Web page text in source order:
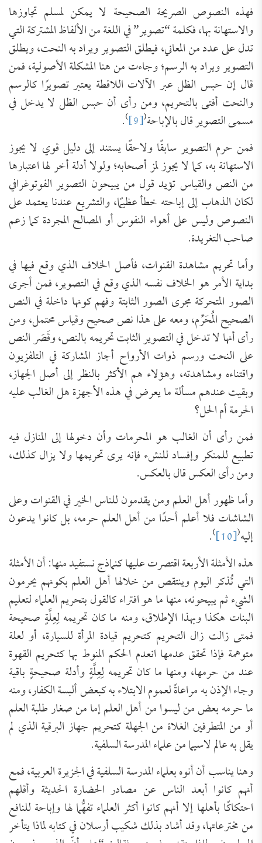
فهذه النصوص الصريحة الصحيحة لا يمكن لمسلم تجاوزها
والاستهانة بها، فكلمة “تصوير” في اللغة من الألفاظ المشتركة التي
تدل على عدد من المعاني، فيطلق التصوير ويراد به النحت، ويطلق
التصوير ويراد به الرسم؛ وجاءت من هنا المشكلة الأصولية، فمن
قال إن حبس الظل عبر الآلات اللاقطة يعتبر تصويرًا كالرسم
والنحت أفتى بالتحريم، ومن رأى أن حبس الظل لا يدخل في
مسمى التصوير قال بالإباحة(
[9]
)
.
فمن حرم التصوير سابقًا ولاحقًا يستند إلى دليل قوي لا يجوز
الاستهانة به، كما لا يجوز لمز أصحابه؛ ولولا أدلة أخر لها اعتبارها
من النص والقياس تؤيد قول من يبيحون التصوير الفوتوغرافي
لكان الذهاب إلى إباحته خطأ عظيمًا، والتشريع عندنا يعتمد على
النصوص وليس على أهواء النفوس أو المصالح المجردة كما زعم
صاحب التغريدة.
وأما تحريم مشاهدة القنوات، فأصل الخلاف الذي وقع فيها في
بداية الأمر هو الخلاف نفسه الذي وقع في التصوير، فمن أجرى
الصور المتحركة مجرى الصور الثابتة وفهم كونها داخلة في النص
الصحيح المُحَرِّم، ومعه على هذا نص صحيح وقياس محتمل، ومن
رأى أنها لا تدخل في التصوير الثابت تحريمه بالنص، وقَصَر النص
على النحت ورسم ذوات الأرواح أجاز المشاركة في التلفزيون
واقتناءه ومشاهدته، وهؤلاء هم الأكثر بالنظر إلى أصل الجهاز،
وبقيت عندهم مسألة ما يعرض في هذه الأجهزة هل الغالب عليه
الحرمة أم الحل؟
فمن رأى أن الغالب هو المحرمات وأن دخولها إلى المنازل فيه
تطبيع للمنكر وإفساد للنشء فإنه يرى تحريمها ولا يزال كذلك،
ومن رأى العكس قال بالعكس.
وأما ظهور أهل العلم ومن يقدمون للناس الخير في القنوات وعلى
الشاشات فلا أعلم أحدًا من أهل العلم حرمه، بل كانوا يدعون
إليه(
[10]
)
.
هذه الأمثلة الأربعة اقتصرت عليها كنماذج نستفيد منها: أن الأمثلة
التي تُذكر اليوم وينتقص من خلالها أهل العلم بكونهم يحرمون
الشيء ثم يبيحونه، منها ما هو افتراء كالقول بتحريم العلماء لتعليم
البنات هكذا وبهذا الإطلاق، ومنه ما كان تحريمه لِعِلَّةٍ صحيحة
فمتى زالت زال التحريم كتحريم قيادة المرأة للسيارة، أو لعلة
متوهمة فإذا تحقق عدمها انعدم الحكم المنوط بها كتحريم القهوة
عند من حرمها، ومنها ما كان تحريمه لِعِلَّةٍ وأدلة صحيحةٍ باقية
وجاء الإذن به مراعاةً لعموم الابتلاء به كبعض ألبسة الكفار، ومنه
ما حرمه بعض من ليسوا من أهل العلم إما من صغار طلبة العلم
أو من المتطرفين الغلاة من الجهلة كتحريم جهاز البرقية الذي لم
يقل به عالم لاسيما من علماء المدرسة السلفية.
وهنا يناسب أن أنوه بعلماء المدرسة السلفية في الجزيرة العربية، فمع
أنهم كانوا أبعد الناس عن مصادر الحضارة الحديثة وأقلهم
احتكاكًا بأهلها إلا أنهم كانوا أكثر العلماء تفهُّما لها وإباحة للنافع
من مخترعاتها، وقد أشاد بذلك شكيب أرسلان في كتابه لماذا يتأخر